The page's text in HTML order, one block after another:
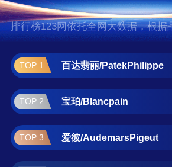
排行榜123网依托全网大数据，根据
口碑评价等多项指数评选出了自动
品牌排行榜,前十名分别是百达翡
丽/PatekPhilippe、宝珀/Blancpain、
彼/AudemarsPigeut、朗格/
江诗丹顿/Vacheron Constantin、宝
玑/Breguet、劳力士/Rolex、沛纳
海/PANERAI、欧米茄/OMEGA、百年
灵/Breitling。如果您正在查找自动机
TOP 1 百达翡丽/PatekPhilippe
TOP 2 宝珀/Blancpain
TOP 3 爱彼/AudemarsPigeut